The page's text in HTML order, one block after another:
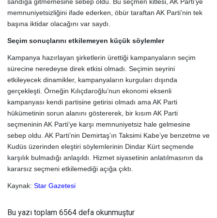
memnuniyetsizliğini ifade ederken, öbür taraftan AK Parti’nin tek
başına iktidar olacağını var saydı.
Seçim sonuçlarını etkilemeyen küçük söylemler
Kampanya hazırlayan şirketlerin ürettiği kampanyaların seçim
sürecine neredeyse direk etkisi olmadı. Seçimin seyrini
etkileyecek dinamikler, kampanyaların kurguları dışında
gerçekleşti. Örneğin Kılıçdaroğlu’nun ekonomi eksenli
kampanyası kendi partisine getirisi olmadı ama AK Parti
hükümetinin sorun alanını göstererek, bir kısım AK Parti
seçmeninin AK Parti’ye karşı memnuniyetsiz hale gelmesine
sebep oldu. AK Parti’nin Demirtaş’ın Taksimi Kabe’ye benzetme ve
Kudüs üzerinden eleştiri söylemlerinin Dindar Kürt seçmende
karşılık bulmadığı anlaşıldı. Hizmet siyasetinin anlatılmasının da
kararsız seçmeni etkilemediği açığa çıktı.
Kaynak: Star Gazetesi
Bu yazı toplam 6564 defa okunmuştur